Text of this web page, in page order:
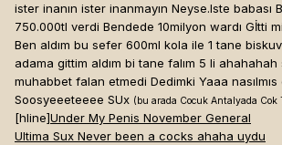
ister inanın ister inanmayın Neyse.Iste babası
750.000tl verdi Bendede 10milyon wardı Gİtti
Ben aldım bu sefer 600ml kola ile 1 tane
adama gittim aldım bi tane falım 5 li
muhabbet falan etmedi Dedimki Yaaa nasılmıs
Soosyeeeteeee SUx (bu arada Cocuk Antalyada Cok
[hline]Under My Penis November General
Ultima Sux Never been a cocks ahaha uydu